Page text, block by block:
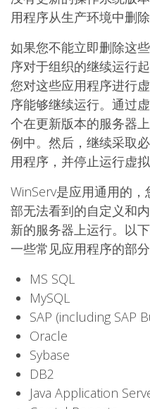
用程序从生产环境中删除
如果您不能立即删除这
序对于组织的继续运行
您对这些应用程序进行
序能够继续运行。通过
个在更新版本的服务器
例中。然后，继续采取
用程序，并停止运行虚
WinServ是应用通用的
部无法看到的自定义和
新的服务器上运行。以
一些常见应用程序的部
MS SQL
MySQL
SAP (including SAP
Oracle
Sybase
DB2
Java Application